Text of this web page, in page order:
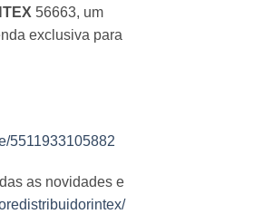
56663, um
exclusiva para
5511933105882
as novidades e